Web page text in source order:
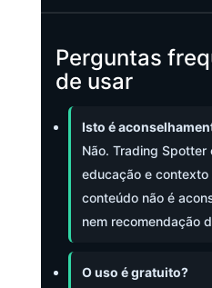
Perguntas
de usar
Isto é
Não. Trading
educação e contexto
conteúdo não é
nem recomendação
O uso é gratuito?